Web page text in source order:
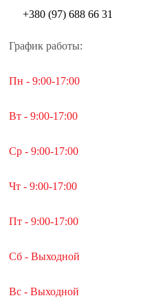
+380 (97) 688 66 31
График работы:
Пн - 9:00-17:00
Вт - 9:00-17:00
Ср - 9:00-17:00
Чт - 9:00-17:00
Пт - 9:00-17:00
Сб - Выходной
Вс - Выходной